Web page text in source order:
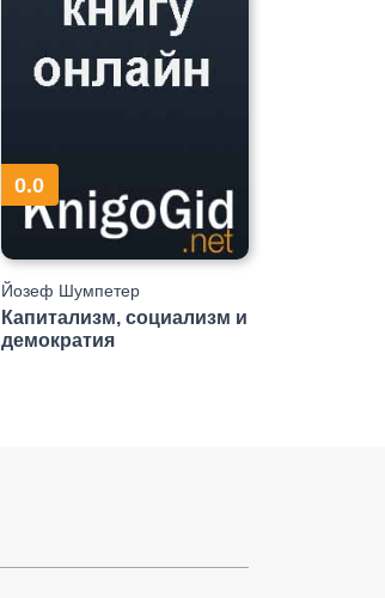
0.0
Йозеф Шумпетер
Капитализм, социализм и
демократия